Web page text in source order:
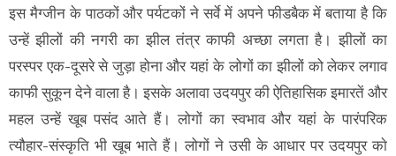
इस मैग्जीन के पाठकों और पर्यटकों ने सर्वे में अपने फीडबैक में बताया है कि
उन्हें झीलों की नगरी का झील तंत्र काफी अच्छा लगता है। झीलों का
परस्पर एक-दूसरे से जुड़ा होना और यहां के लोगों का झीलों को लेकर लगाव
काफी सुकून देने वाला है। इसके अलावा उदयपुर की ऐतिहासिक इमारतें और
महल उन्हें खूब पसंद आते हैं। लोगों का स्वभाव और यहां के पारंपरिक
त्यौहार-संस्कृति भी खूब भाते हैं। लोगों ने उसी के आधार पर उदयपुर काे